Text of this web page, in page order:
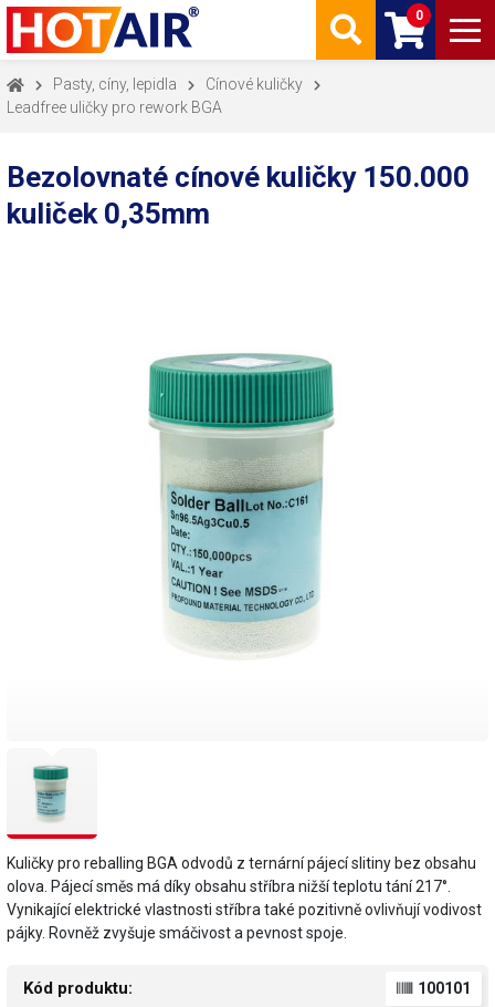
0
Pasty, cíny, lepidla
Cínové kuličky
Leadfree uličky pro rework BGA
Bezolovnaté cínové kuličky 150.000
kuliček 0,35mm
Kuličky pro reballing BGA odvodů z ternární pájecí slitiny bez obsahu
olova. Pájecí směs má díky obsahu stříbra nižší teplotu tání 217°.
Vynikající elektrické vlastnosti stříbra také pozitivně ovlivňují vodivost
pájky. Rovněž zvyšuje smáčivost a pevnost spoje.
Kód produktu: 100101